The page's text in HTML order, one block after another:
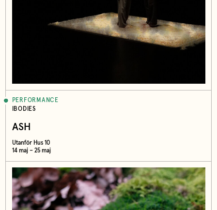
PERFORMANCE
IBODIES
ASH
Utanför Hus 10
14 maj – 25 maj